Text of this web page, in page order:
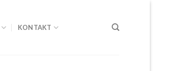
KONTAKT